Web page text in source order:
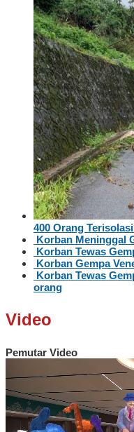
400 Orang
Korban Meninggal
Korban Tewas
Korban Gempa
Korban Tewas
orang
Video
Pemutar Video